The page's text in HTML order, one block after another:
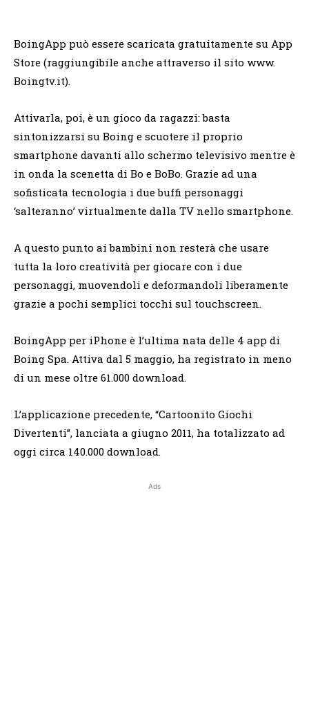
BoingApp può essere scaricata gratuitamente su App
Store (raggiungibile anche attraverso il sito www.
Boingtv.it).
Attivarla, poi, è un gioco da ragazzi: basta
sintonizzarsi su Boing e scuotere il proprio
smartphone davanti allo schermo televisivo mentre è
in onda la scenetta di Bo e BoBo. Grazie ad una
sofisticata tecnologia i due buffi personaggi
‘salteranno’ virtualmente dalla TV nello smartphone.
A questo punto ai bambini non resterà che usare
tutta la loro creatività per giocare con i due
personaggi, muovendoli e deformandoli liberamente
grazie a pochi semplici tocchi sul touchscreen.
BoingApp per iPhone è l’ultima nata delle 4 app di
Boing Spa. Attiva dal 5 maggio, ha registrato in meno
di un mese oltre 61.000 download.
L’applicazione precedente, “Cartoonito Giochi
Divertenti”, lanciata a giugno 2011, ha totalizzato ad
oggi circa 140.000 download.
Ads